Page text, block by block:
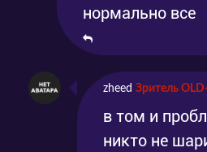
нормально все
zheed Зритель
в том и
никто не